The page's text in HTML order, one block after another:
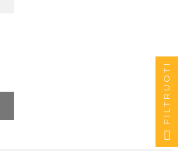
FILTRUOTI